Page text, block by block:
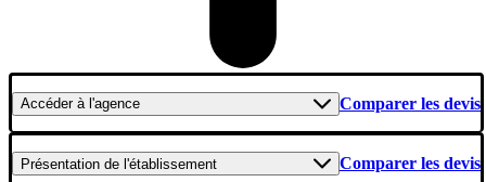
Accéderà l'agence Comparer les devis
Présentation de l'établissement Comparer les devis